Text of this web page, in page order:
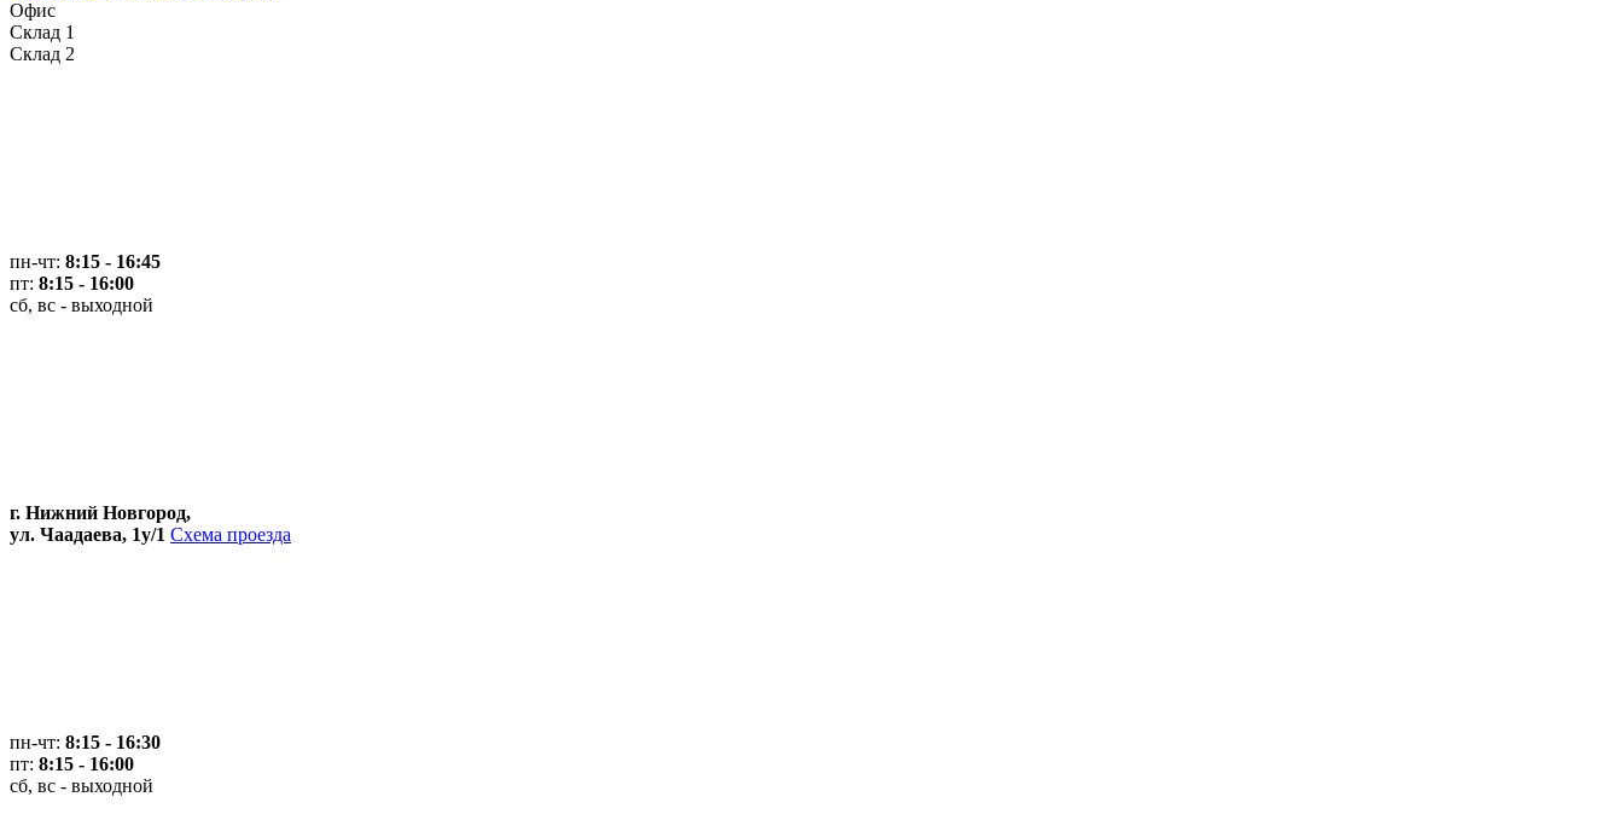
Офис
Склад 1
Склад 2
пн-чт: 8:15 - 16:45
пт: 8:15 - 16:00
сб, вс - выходной
г. Нижний Новгород,
ул. Чаадаева, 1у/1 Схема проезда
пн-чт: 8:15 - 16:30
пт: 8:15 - 16:00
сб, вс - выходной